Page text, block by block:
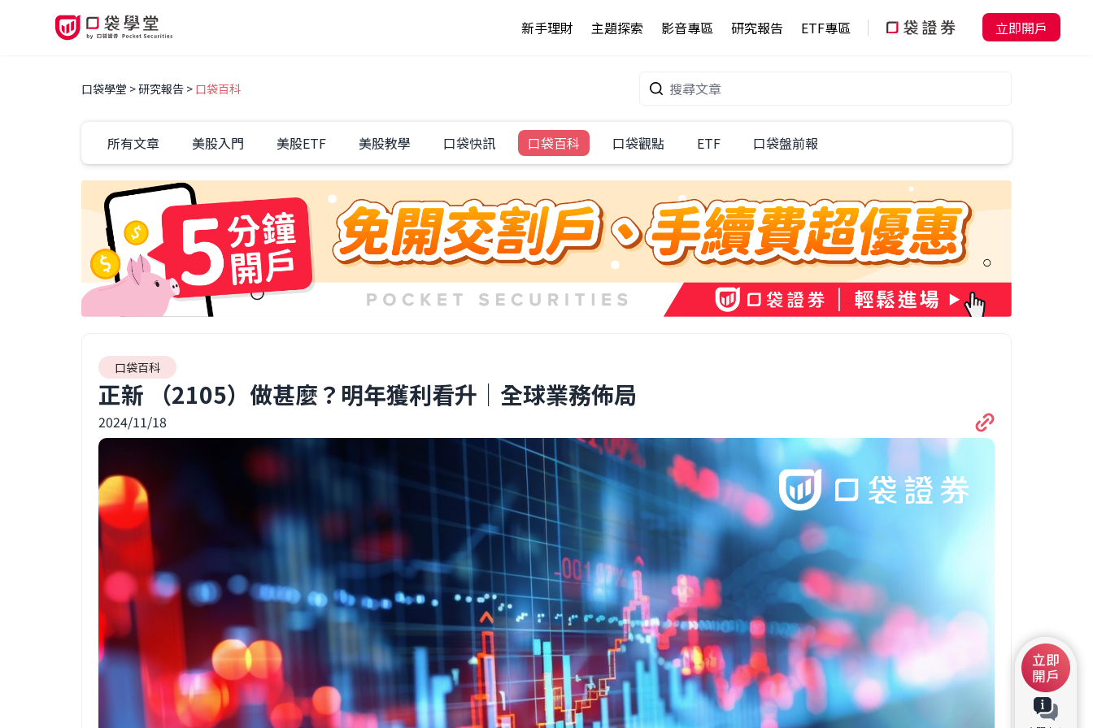
新手理財 主題探索 影音專區 研究報告 ETF專區 立即開戶
口袋學堂 研究報告 口袋百科
所有文章 美股入門 美股ETF 美股教學 口袋快訊 口袋百科 口袋觀點 ETF 口袋盤前報
口袋百科
正新 （2105）做甚麼？明年獲利看升｜全球業務佈局
2024/11/18